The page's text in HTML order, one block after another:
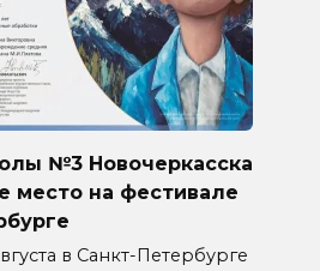
№3 Новочеркасска
место на фестивале
в Санкт-Петербурге